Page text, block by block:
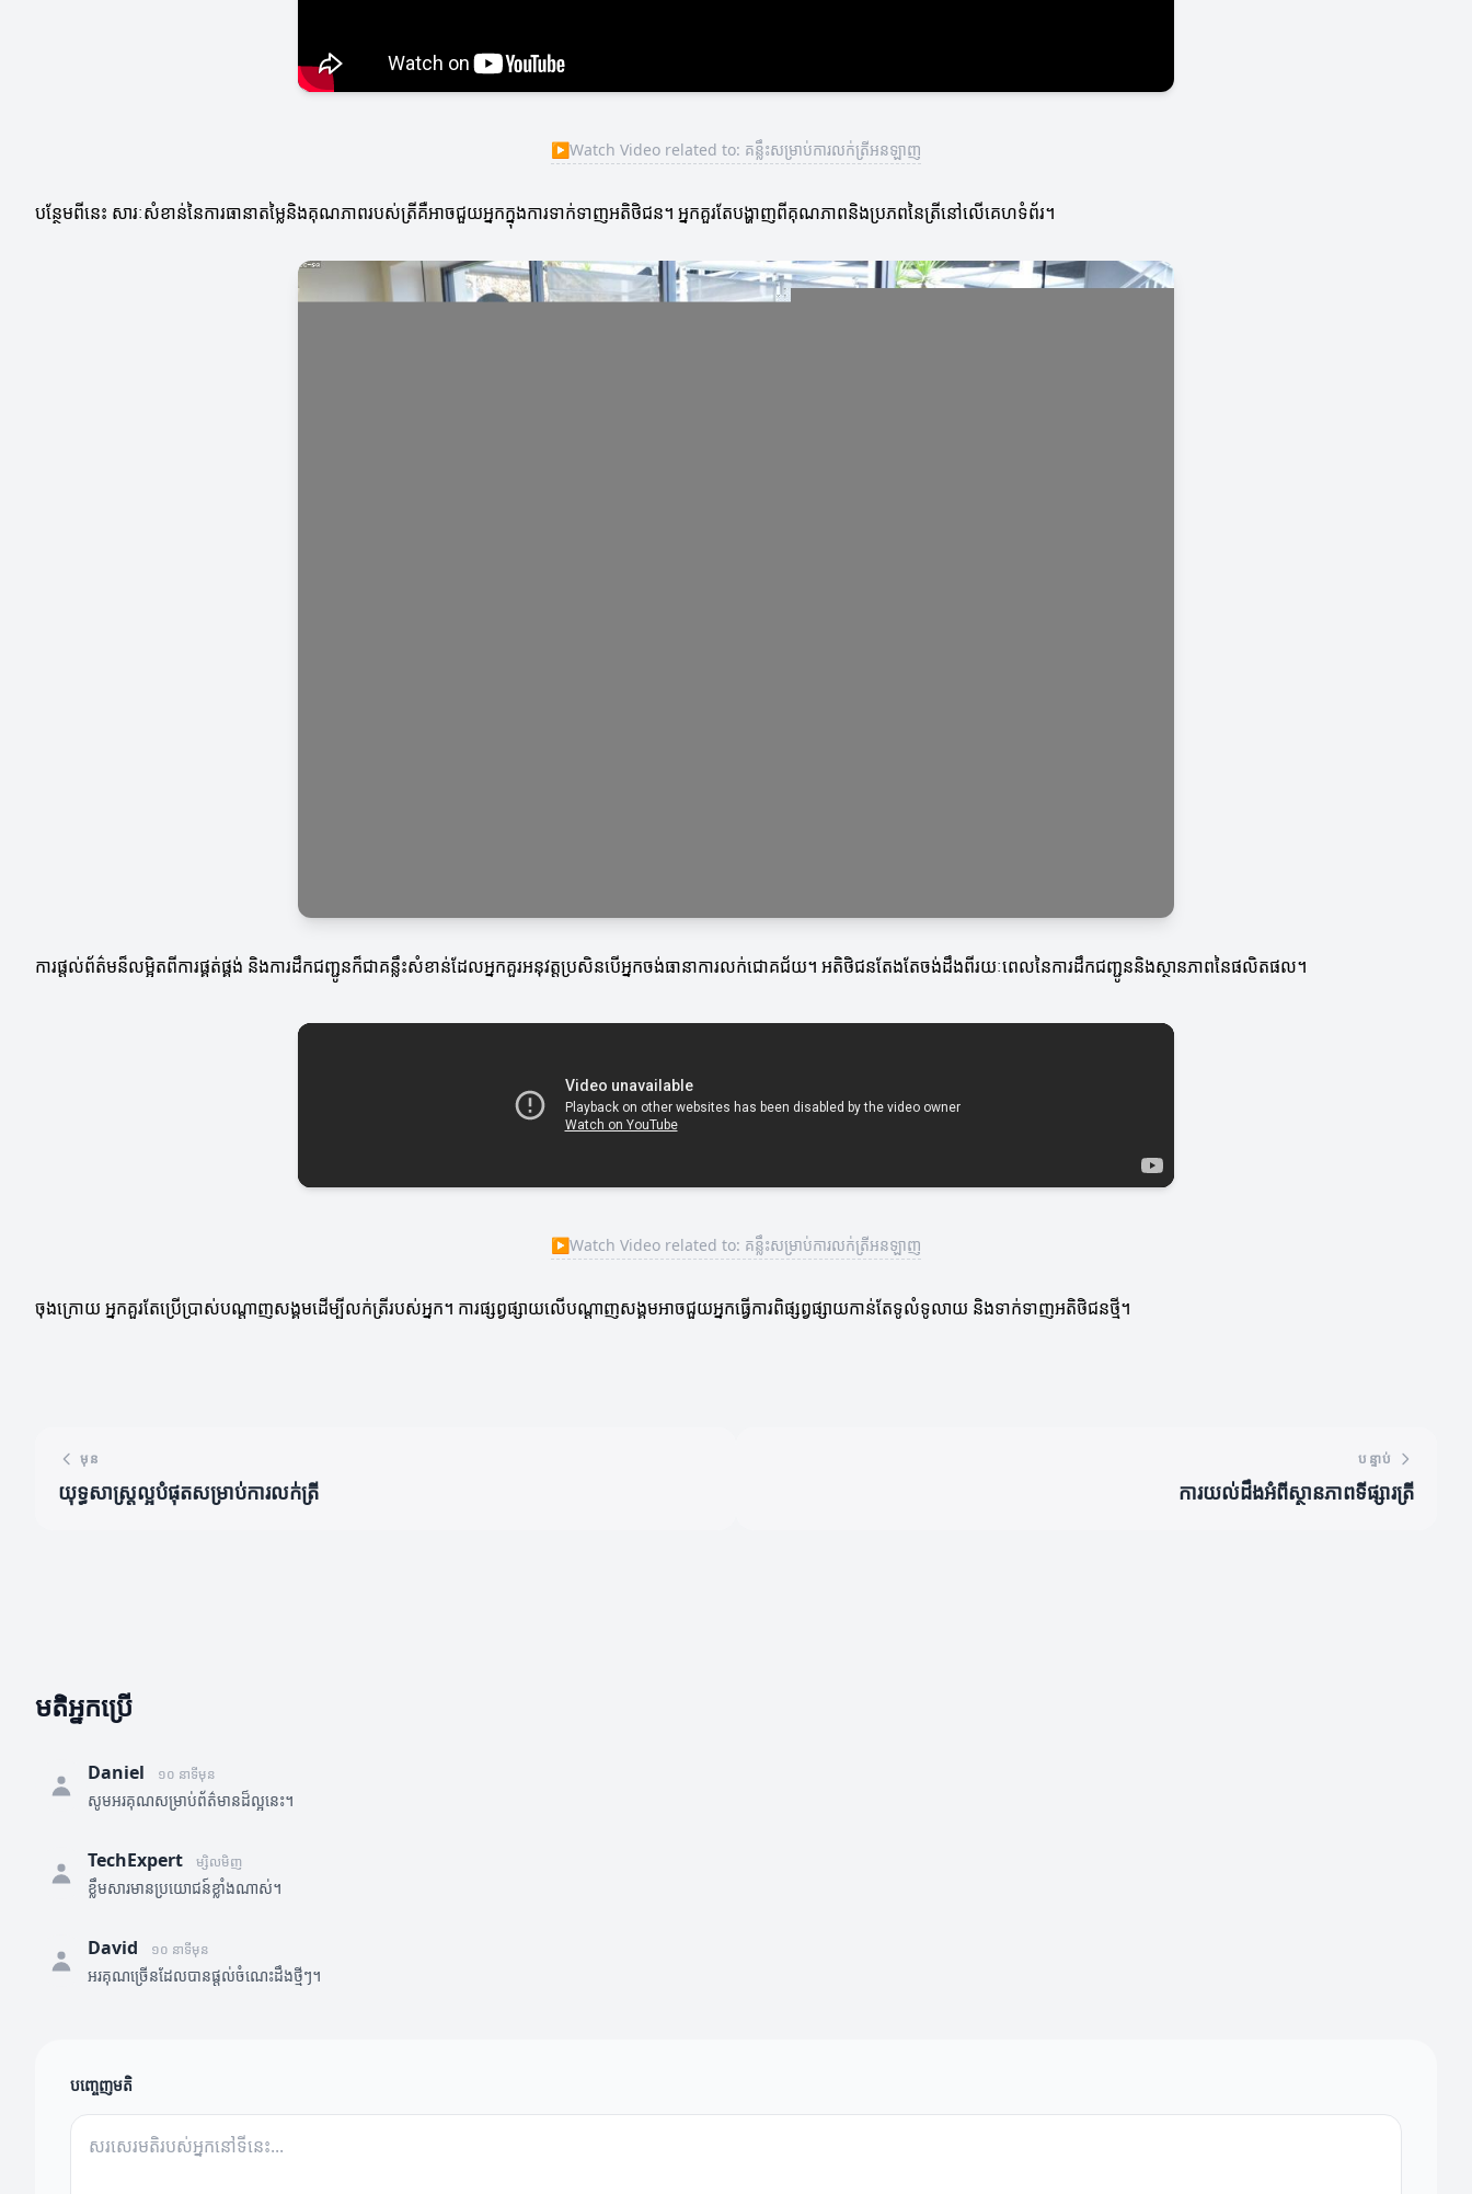
▶Watch Video related to: គន្លឹះសម្រាប់ការលក់ត្រីអនឡាញ
បន្ថែមពីនេះ សារៈសំខាន់នៃការធានាតម្លៃនិងគុណភាពរបស់ត្រីគឺអាចជួយអ្នកក្នុងការទាក់ទាញអតិថិជន។ អ្នកគួរតែបង្ហាញពីគុណភាពនិងប្រភពនៃត្រីនៅលើគេហទំព័រ។
ការផ្តល់ព័ត៌មន៏លម្អិតពីការផ្គត់ផ្គង់ និងការដឹកជញ្ជូនក៏ជាគន្លឹះសំខាន់ដែលអ្នកគួរអនុវត្តប្រសិនបើអ្នកចង់ធានាការលក់ជោគជ័យ។ អតិថិជនតែងតែចង់ដឹងពីរយៈពេលនៃការដឹកជញ្ជូននិងស្ថានភាពនៃផលិតផល។
▶Watch Video related to: គន្លឹះសម្រាប់ការលក់ត្រីអនឡាញ
ចុងក្រោយ អ្នកគួរតែប្រើប្រាស់បណ្តាញសង្គមដើម្បីលក់ត្រីរបស់អ្នក។ ការផ្សព្វផ្សាយលើបណ្តាញសង្គមអាចជួយអ្នកធ្វើការពិផ្សព្វផ្សាយកាន់តែទូលំទូលាយ និងទាក់ទាញអតិថិជនថ្មី។
មុន
យុទ្ធសាស្ត្រល្អបំផុតសម្រាប់ការលក់ត្រី
បន្ទាប់
ការយល់ដឹងអំពីស្ថានភាពទីផ្សារត្រី
មតិអ្នកប្រើ
Daniel ១០ នាទីមុន
សូមអរគុណសម្រាប់ព័ត៌មានដ៏ល្អនេះ។
TechExpert ម្សិលមិញ
ខ្លឹមសារមានប្រយោជន៍ខ្លាំងណាស់។
David ១០ នាទីមុន
អរគុណច្រើនដែលបានផ្តល់ចំណេះដឹងថ្មីៗ។
បញ្ចេញមតិ